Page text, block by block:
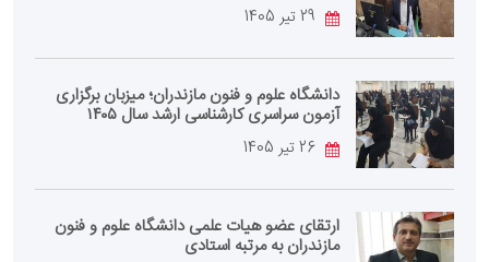
دانشگاه علوم و فنون مازندران؛ میزبان برگزاری
آزمون سراسری کارشناسی‌ ارشد سال ۱۴۰۵
ارتقای عضو هیات علمی دانشگاه علوم و فنون
مازندران به مرتبه استادی